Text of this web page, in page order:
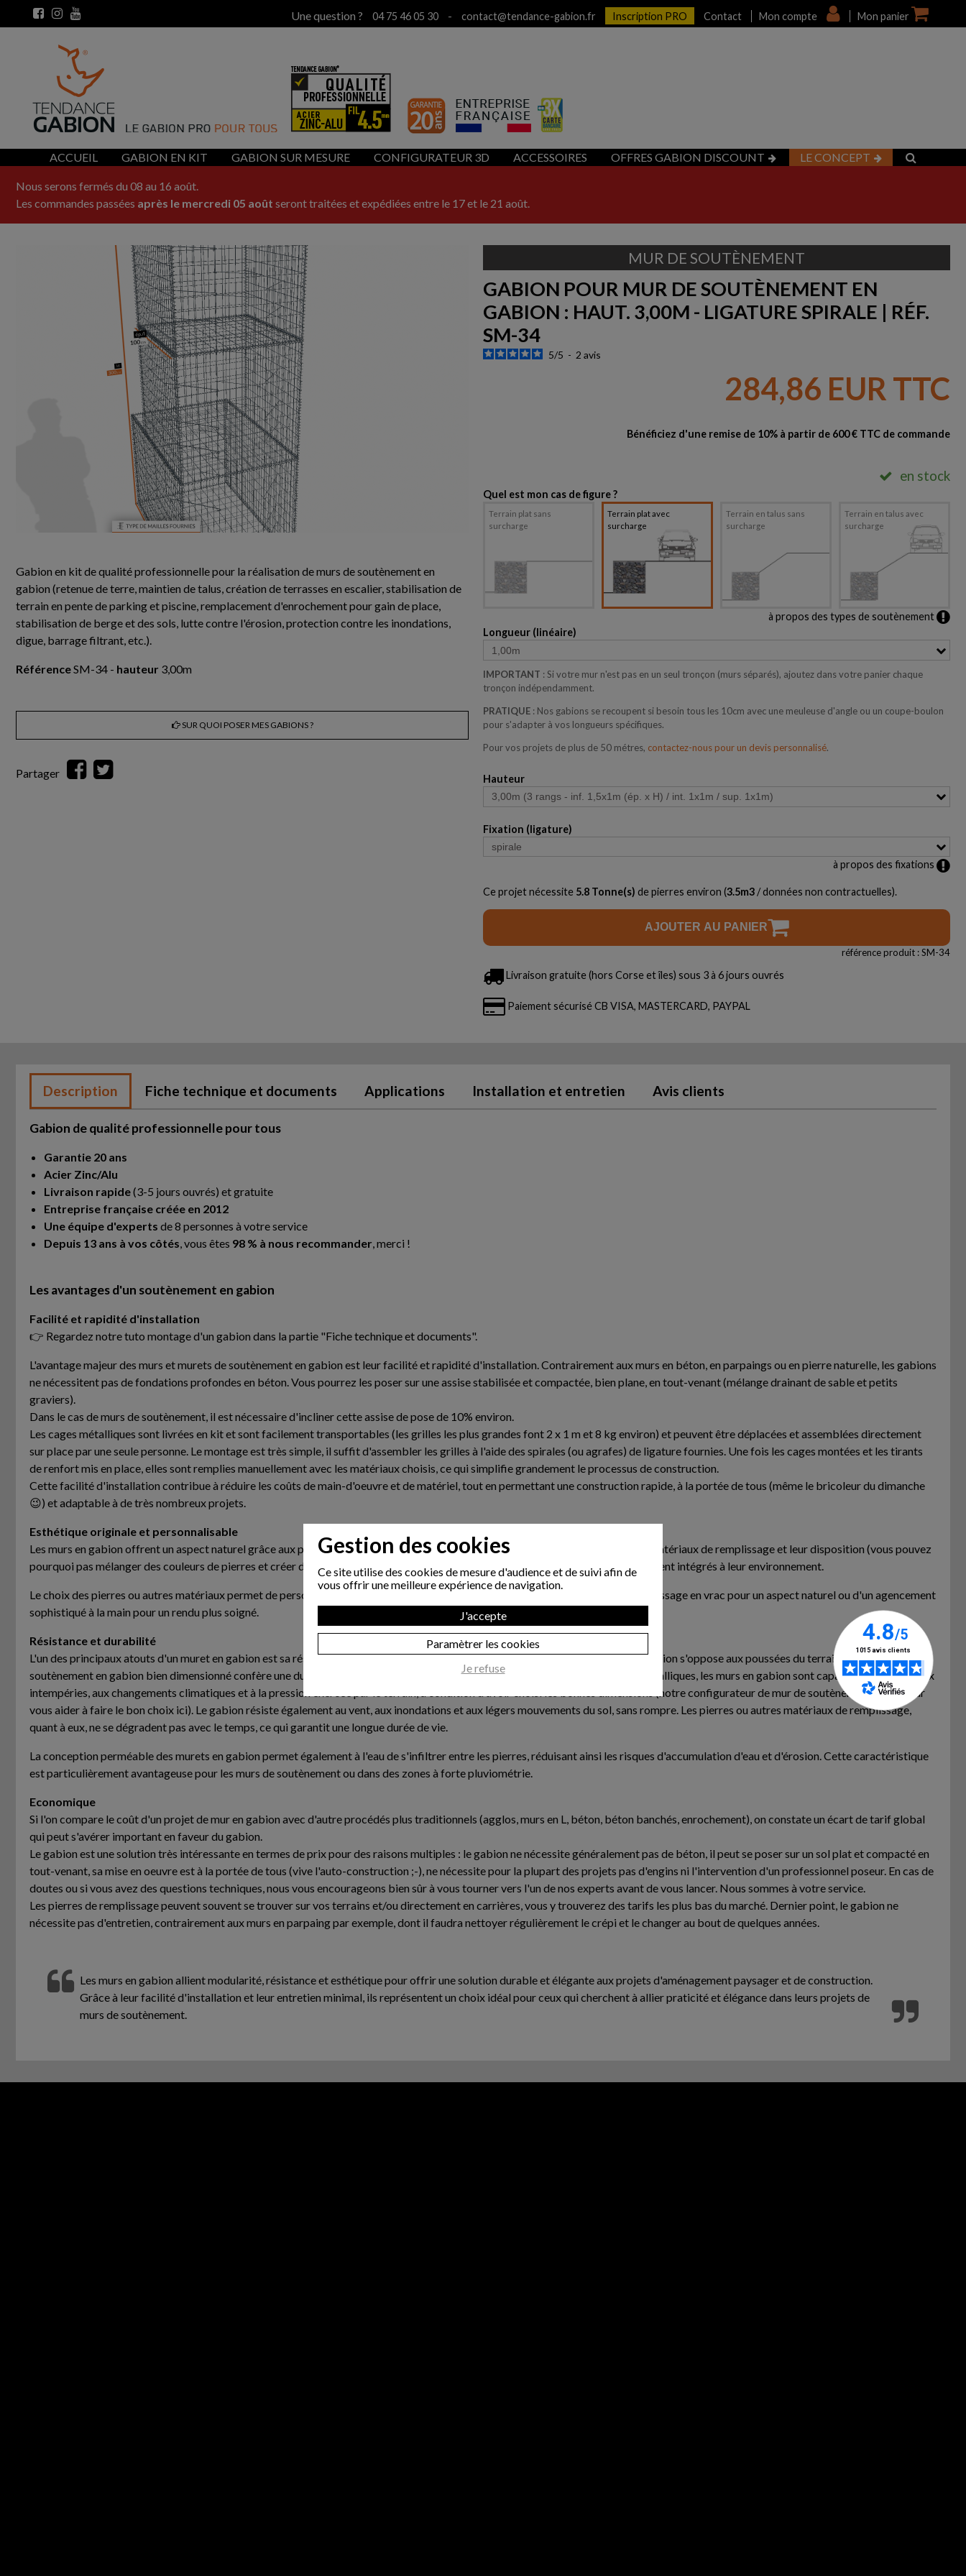
Gestion des cookies
Ce site utilise des cookies de mesure d'audience et de suivi afin de
vous offrir une meilleure expérience de navigation.
J'accepte
Paramètrer les cookies
Je refuse
Une question ? 04 75 46 05 30 - contact@tendance-gabion.fr Inscription PRO Contact Mon compte Mon panier
ACCUEIL GABION EN KIT GABION SUR MESURE CONFIGURATEUR 3D ACCESSOIRES OFFRES GABION DISCOUNT LE CONCEPT
Nous serons fermés du 08 au 16 août.
Les commandes passées après le mercredi 05 août seront traitées et expédiées entre le 17 et le 21 août.
Gabion en kit de qualité professionnelle pour la réalisation de murs de soutènement en
gabion (retenue de terre, maintien de talus, création de terrasses en escalier, stabilisation de
terrain en pente de parking et piscine, remplacement d'enrochement pour gain de place,
stabilisation de berge et des sols, lutte contre l'érosion, protection contre les inondations,
digue, barrage filtrant, etc.).
RéférenceSM-34 - hauteur 3,00m
SUR QUOI POSER MES GABIONS ?
Partager
MUR DE SOUTÈNEMENT
GABION POUR MUR DE SOUTÈNEMENT EN
GABION : HAUT. 3,00M - LIGATURE SPIRALE | RÉF.
SM-34
5/5 - 2 avis
284,86 EUR TTC
Bénéficiez d'une remise de 10% à partir de 600 € TTC de commande
en stock
Quel est mon cas de figure ?
Terrain plat sans
surcharge
Terrain plat avec
surcharge
Terrain en talus sans
surcharge
Terrain en talus avec
surcharge
à propos des types de soutènement
Longueur (linéaire)
IMPORTANT : Si votre mur n'est pas en un seul tronçon (murs séparés), ajoutez dans votre panier chaque
tronçon indépendamment.
PRATIQUE : Nos gabions se recoupent si besoin tous les 10cm avec une meuleuse d'angle ou un coupe-boulon
pour s'adapter à vos longueurs spécifiques.
Pour vos projets de plus de 50 métres, contactez-nous pour un devis personnalisé.
Hauteur
Fixation (ligature)
à propos des fixations
Ce projet nécessite 5.8 Tonne(s) de pierres environ (3.5m3 / données non contractuelles).
AJOUTER AU PANIER
référence produit : SM-34
Livraison gratuite (hors Corse et îles) sous 3 à 6 jours ouvrés
Paiement sécurisé CB VISA, MASTERCARD, PAYPAL
Description Fiche technique et documents Applications Installation et entretien Avis clients
Gabion de qualité professionnelle pour tous
Garantie 20 ans
Acier Zinc/Alu
Livraison rapide(3-5 jours ouvrés) et gratuite
Entreprise française créée en 2012
Une équipe d'experts de 8 personnes à votre service
Depuis 13 ans à vos côtés , vous êtes 98 % à nous recommander , merci !
Les avantages d'un soutènement en gabion
Facilité et rapidité d'installation
👉 Regardez notre tuto montage d'un gabion dans la partie "Fiche technique et documents".
L'avantage majeur des murs et murets de soutènement en gabion est leur facilité et rapidité d'installation. Contrairement aux murs en béton, en parpaings ou en pierre naturelle, les gabions
ne nécessitent pas de fondations profondes en béton. Vous pourrez les poser sur une assise stabilisée et compactée, bien plane, en tout-venant (mélange drainant de sable et petits
graviers).
Dans le cas de murs de soutènement, il est nécessaire d'incliner cette assise de pose de 10% environ.
Les cages métalliques sont livrées en kit et sont facilement transportables (les grilles les plus grandes font 2 x 1 m et 8 kg environ) et peuvent être déplacées et assemblées directement
sur place par une seule personne. Le montage est très simple, il suffit d'assembler les grilles à l'aide des spirales (ou agrafes) de ligature fournies. Une fois les cages montées et les tirants
de renfort mis en place, elles sont remplies manuellement avec les matériaux choisis, ce qui simplifie grandement le processus de construction.
Cette facilité d'installation contribue à réduire les coûts de main-d'oeuvre et de matériel, tout en permettant une construction rapide, à la portée de tous (même le bricoleur du dimanche
😉) et adaptable à de très nombreux projets.
Esthétique originale et personnalisable
Les murs en gabion offrent un aspect naturel grâce aux pierres et contemporain à la fois grâce à l'acier. De plus, en jouant sur les matériaux de remplissage et leur disposition (vous pouvez
pourquoi pas mélanger des couleurs de pierres et créer des formes originales), il est possible de créer des murs uniques, parfaitement intégrés à leur environnement.
Le choix des pierres ou autres matériaux permet de personnaliser l'apparence du mur, qu'il s'agisse d'une finition brute avec remplissage en vrac pour un aspect naturel ou d'un agencement
sophistiqué à la main pour un rendu plus soigné.
Résistance et durabilité
L'un des principaux atouts d'un muret en gabion est sa résistance et sa durabilité. Basé sur le principe du mur poids (le poids du gabion s'oppose aux poussées du terrain/talus), le mur de
soutènement en gabion bien dimensionné confère une durabilité exceptionnelle à vos ouvrages. Grâce à la robustesse des fils métalliques, les murs en gabion sont capables de résister aux
intempéries, aux changements climatiques et à la pression exercée par le terrain, à condition d'avoir choisi les bonnes dimensions (notre configurateur de mur de soutènement est là pour
vous aider à faire le bon choix ici). Le gabion résiste également au vent, aux inondations et aux légers mouvements du sol, sans rompre. Les pierres ou autres matériaux de remplissage,
quant à eux, ne se dégradent pas avec le temps, ce qui garantit une longue durée de vie.
La conception perméable des murets en gabion permet également à l'eau de s'infiltrer entre les pierres, réduisant ainsi les risques d'accumulation d'eau et d'érosion. Cette caractéristique
est particulièrement avantageuse pour les murs de soutènement ou dans des zones à forte pluviométrie.
Economique
Si l'on compare le coût d'un projet de mur en gabion avec d'autre procédés plus traditionnels (agglos, murs en L, béton, béton banchés, enrochement), on constate un écart de tarif global
qui peut s'avérer important en faveur du gabion.
Le gabion est une solution très intéressante en termes de prix pour des raisons multiples : le gabion ne nécessite généralement pas de béton, il peut se poser sur un sol plat et compacté en
tout-venant, sa mise en oeuvre est à la portée de tous (vive l'auto-construction ;-), ne nécessite pour la plupart des projets pas d'engins ni l'intervention d'un professionnel poseur. En cas de
doutes ou si vous avez des questions techniques, nous vous encourageons bien sûr à vous tourner vers l'un de nos experts avant de vous lancer. Nous sommes à votre service.
Les pierres de remplissage peuvent souvent se trouver sur vos terrains et/ou directement en carrières, vous y trouverez des tarifs les plus bas du marché. Dernier point, le gabion ne
nécessite pas d'entretien, contrairement aux murs en parpaing par exemple, dont il faudra nettoyer régulièrement le crépi et le changer au bout de quelques années.
Les murs en gabion allient modularité, résistance et esthétique pour offrir une solution durable et élégante aux projets d'aménagement paysager et de construction.
Grâce à leur facilité d'installation et leur entretien minimal, ils représentent un choix idéal pour ceux qui cherchent à allier praticité et élégance dans leurs projets de
murs de soutènement.